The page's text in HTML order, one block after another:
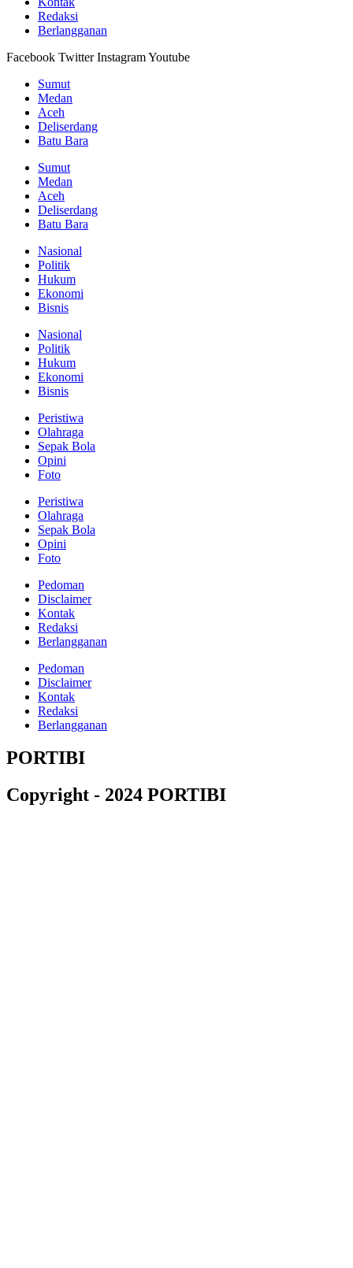
Redaksi
Berlangganan
Facebook Twitter InstagramYoutube
Sumut
Medan
Aceh
Deliserdang
Batu Bara
Sumut
Medan
Aceh
Deliserdang
Batu Bara
Nasional
Politik
Hukum
Ekonomi
Bisnis
Nasional
Politik
Hukum
Ekonomi
Bisnis
Peristiwa
Olahraga
Sepak Bola
Opini
Foto
Peristiwa
Olahraga
Sepak Bola
Opini
Foto
Pedoman
Disclaimer
Kontak
Redaksi
Berlangganan
Pedoman
Disclaimer
Kontak
Redaksi
Berlangganan
PORTIBI
Copyright - 2024 PORTIBI